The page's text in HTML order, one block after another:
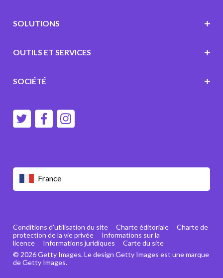
France
SOLUTIONS
OUTILS ET SERVICES
SOCIÉTÉ
© 2026 Getty Images. Le design Getty Images est une marque
de Getty Images.
Conditions d'utilisation du site Charte éditoriale
Charte de
protection de la vie privée
Informations sur la
licence
Informations juridiques Carte du site